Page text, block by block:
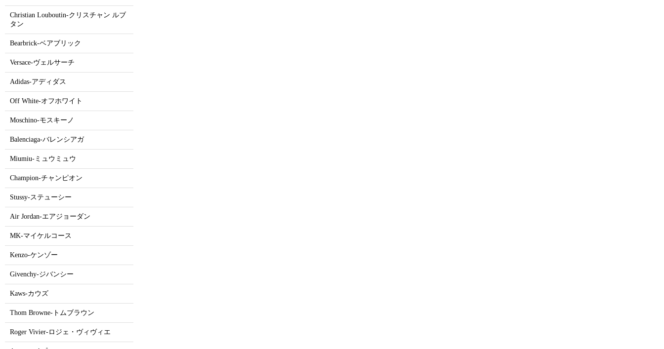
Christian Louboutin-クリスチャン ルブ
タン
Bearbrick-ベアブリック
Versace-ヴェルサーチ
Adidas-アディダス
Off White-オフホワイト
Moschino-モスキーノ
Balenciaga-バレンシアガ
Miumiu-ミュウミュウ
Champion-チャンピオン
Stussy-ステューシー
Air Jordan-エアジョーダン
MK-マイケルコース
Kenzo-ケンゾー
Givenchy-ジバンシー
Kaws-カウズ
Thom Browne-トムブラウン
Roger Vivier-ロジェ・ヴィヴィエ